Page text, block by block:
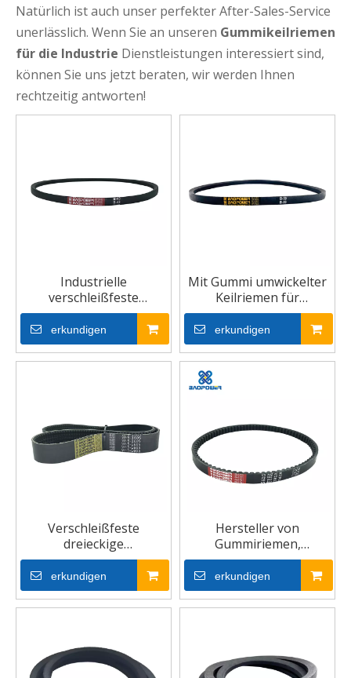
Natürlich ist auch unser perfekter After-Sales-Service
unerlässlich. Wenn Sie an unseren Gummikeilriemen
für die Industrie Dienstleistungen interessiert sind,
können Sie uns jetzt beraten, wir werden Ihnen
rechtzeitig antworten!
Industrielle
verschleißfeste
Gummikeilriemen mit
Dreieck-
Keilriemenantrieb
erkundigen
Mit Gummi umwickelter
Keilriemen für
verbesserte
Lastverteilung
erkundigen
Verschleißfeste
dreieckige
Gummikeilriemen mit
flachem Antrieb
erkundigen
Hersteller von
Gummiriemen,
dreieckiger Keilriemen
für Autos und
Motorräder
erkundigen